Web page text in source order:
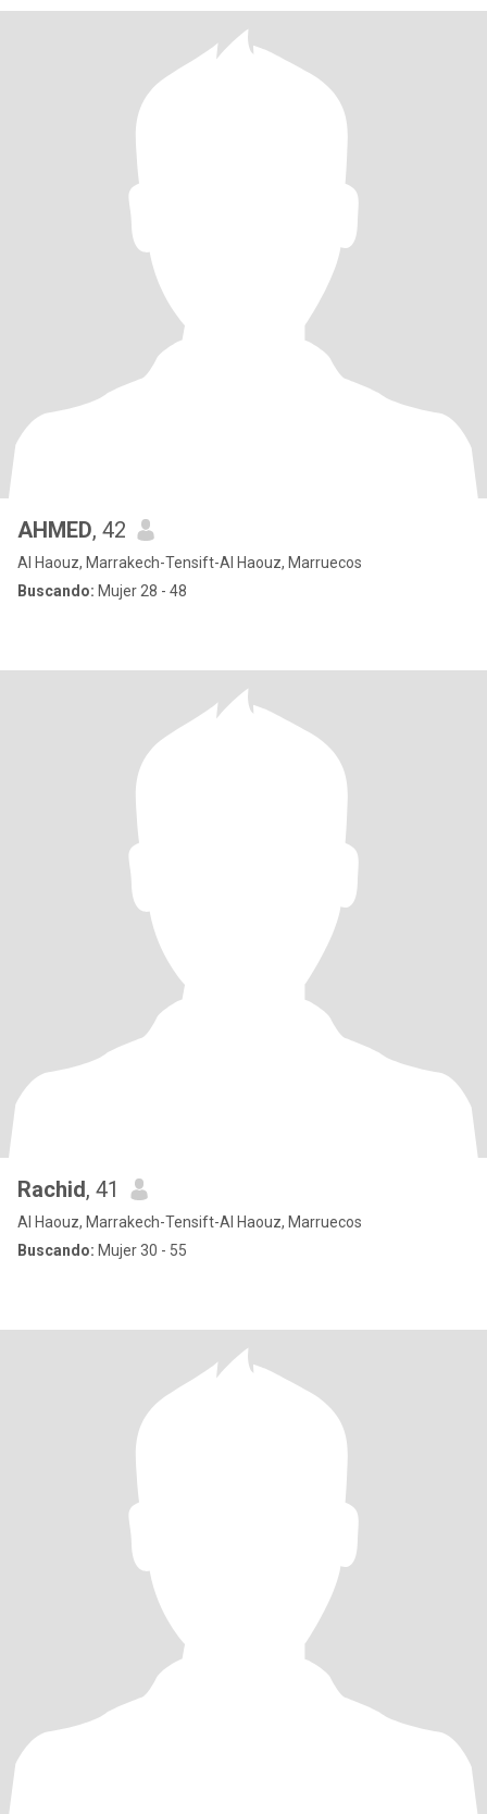
AHMED, 42
Al Haouz, Marrakech-Tensift-Al Haouz, Marruecos
Buscando: Mujer 28 - 48
Rachid, 41
Al Haouz, Marrakech-Tensift-Al Haouz, Marruecos
Buscando: Mujer 30 - 55